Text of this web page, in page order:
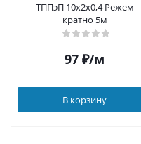
ТППэП 10х2х0,4 Режем
кратно 5м
97 ₽/м
В корзину